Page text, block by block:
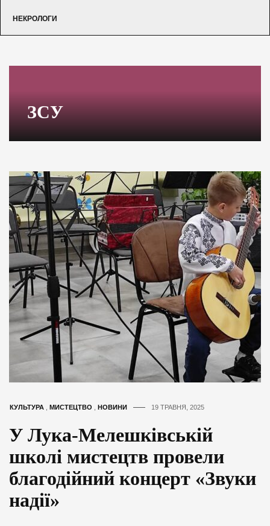
НЕКРОЛОГИ
ЗСУ
КУЛЬТУРА МИСТЕЦТВО НОВИНИ 19 ТРАВНЯ, 2025
У Лука-Мелешківській
школі мистецтв провели
благодійний концерт «Звуки
надії»